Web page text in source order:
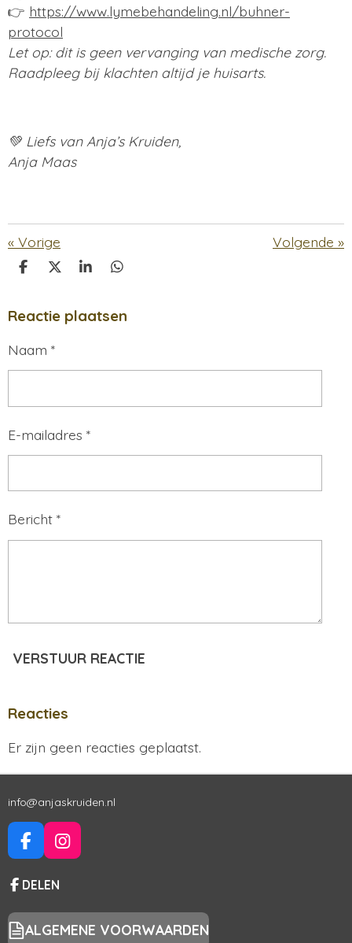
👉 https://www.lymebehandeling.nl/buhner-
protocol
Let op: dit is geen vervanging van medische zorg.
Raadpleeg bij klachten altijd je huisarts.
💚 Liefs van Anja’s Kruiden,
Anja Maas
« Vorige Volgende »
D
E
D
L
S
R
D
E
Reactie plaatsen
Naam *
E-mailadres *
Bericht *
VERSTUUR REACTIE
Reacties
Er zijn geen reacties geplaatst.
info@anjaskruiden.nl
F
A
C
B
O
I
N
A
G
DELEN
ALGEMENE VOORWAARDEN